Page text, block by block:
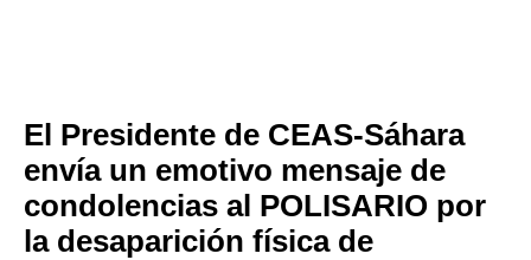
El Presidente de CEAS-Sáhara
envía un emotivo mensaje de
condolencias al POLISARIO por
la desaparición física de